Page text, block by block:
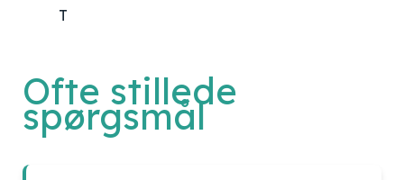
T
Ofte stillede
spørgsmål